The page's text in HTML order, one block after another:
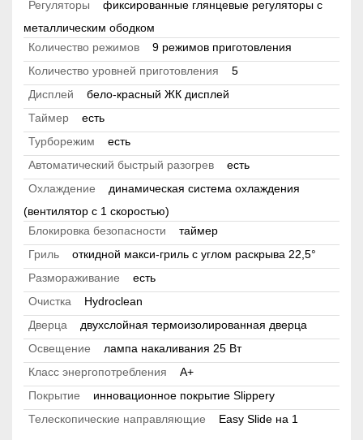
Регуляторы
фиксированные глянцевые регуляторы с
металлическим ободком
Количество режимов
9 режимов приготовления
Количество уровней приготовления
5
Дисплей
бело-красный ЖК дисплей
Таймер
есть
Турборежим
есть
Автоматический быстрый разогрев
есть
Охлаждение
динамическая система охлаждения
(вентилятор с 1 скоростью)
Блокировка безопасности
таймер
Гриль
откидной макси-гриль c углом раскрыва 22,5°
Размораживание
есть
Очистка
Hydroclean
Дверца
двухслойная термоизолированная дверца
Освещение
лампа накаливания 25 Вт
Класс энергопотребления
A+
Покрытие
инновационное покрытие Slippery
Телескопические направляющие
Easy Slide на 1